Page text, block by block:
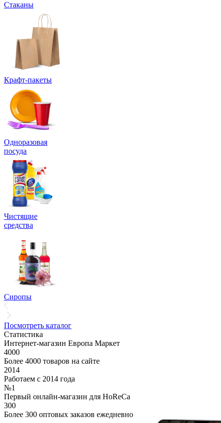
Стаканы
Крафт-пакеты
Одноразовая
посуда
Чистящие
средства
Сиропы
Посмотреть каталог
Статистика
Интернет-магазин Европа Маркет
4000
Более 4000 товаров на сайте
2014
Работаем с 2014 года
№1
Первый онлайн-магазин для HoReCa
300
Более 300 оптовых заказов ежедневно